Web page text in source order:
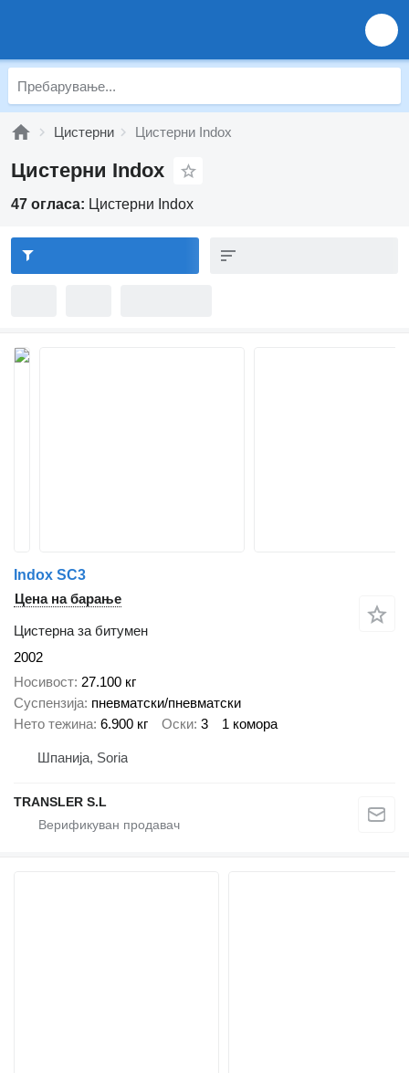
Цистерни Цистерни Indox
Цистерни Indox
47 огласа: Цистерни Indox
Indox SC3
Цена на барање
Цистерна за битумен
2002
Носивост 27.100 кг
Суспензија пневматски/пневматски
Нето тежина 6.900 кг Оски 3 1 комора
Шпанија, Soria
TRANSLER S.L